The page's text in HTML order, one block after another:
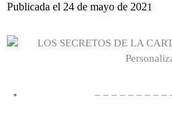
Publicada el 24 de mayo de 2021
– – – – – – – – –